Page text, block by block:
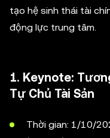
tạo hệ sinh thái tài
động lực trung tâm.
1. Keynote:
Tự Chủ Tài Sản
Thời gian: 1/10/